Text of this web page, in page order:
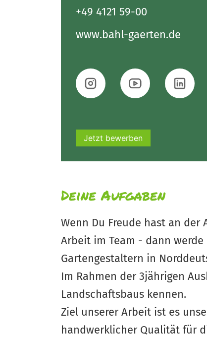
+49 4121 59-00
www.bahl-gaerten.de
Jetzt bewerben
Deine Aufgaben
Wenn Du Freude hast an
Arbeit im Team - dann
Gartengestaltern in
Im Rahmen der 3jährigen
Landschaftsbaus kennen.
Ziel unserer Arbeit ist es
handwerklicher Qualität für